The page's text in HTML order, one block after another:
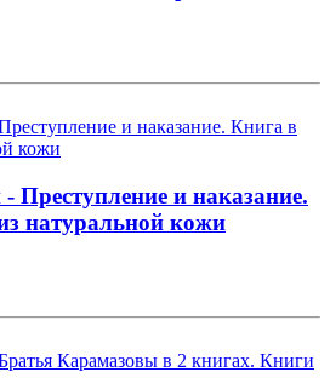
Преступление и наказание.
натуральной кожи